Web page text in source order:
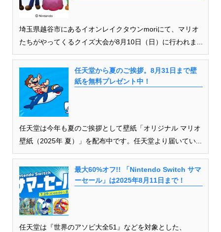
埼玉県越谷市にあるイオンレイクタウンmoriにて、マリオ
たちがやってくるクイズ大会が8月10日（日）に行われま...
任天堂から夏のご挨拶。8月31日まで壁
紙を無料プレゼント中！
任天堂は今年も夏のご挨拶として壁紙「オリジナル マリオ
壁紙（2025年 夏）」を配布中です。任天堂より届いてい...
最大60%オフ!! 「Nintendo Switch サマ
ーセール」は2025年8月11日まで！
任天堂は『世界のアソビ大全51』などを対象とした、